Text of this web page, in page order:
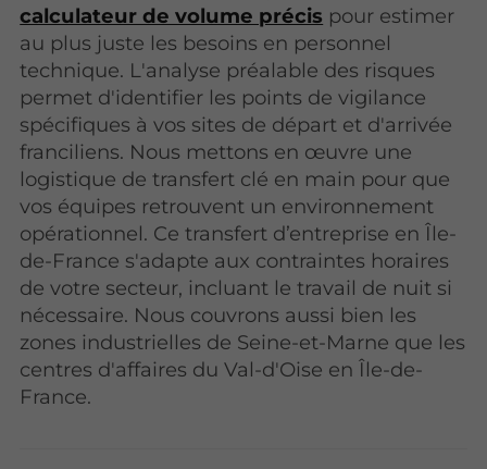
calculateur de volume précis pour estimer
au plus juste les besoins en personnel
technique. L'analyse préalable des risques
permet d'identifier les points de vigilance
spécifiques à vos sites de départ et d'arrivée
franciliens. Nous mettons en œuvre une
logistique de transfert clé en main pour que
vos équipes retrouvent un environnement
opérationnel. Ce transfert d’entreprise en Île-
de-France s'adapte aux contraintes horaires
de votre secteur, incluant le travail de nuit si
nécessaire. Nous couvrons aussi bien les
zones industrielles de Seine-et-Marne que les
centres d'affaires du Val-d'Oise en Île-de-
France.